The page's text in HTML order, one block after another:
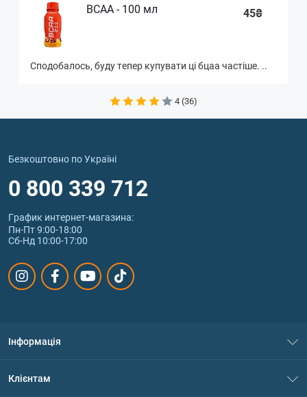
BCAA - 100 мл 45₴
Сподобалось, буду тепер купувати ці бцаа частіше. ..
4 (36)
Безкоштовно по Україні
0 800 339 712
График интернет‑магазина:
Пн-Пт 9:00-18:00
Сб-Нд 10:00-17:00
Інформація
Клієнтам